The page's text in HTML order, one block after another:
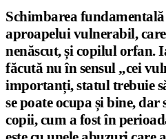
Schimbarea
aproapelui vulnerabil,
nenăscut, și copilul orfan.
făcută nu în sensul „cei
importanți, statul trebuie
se poate ocupa și bine, dar
copii, cum a fost în